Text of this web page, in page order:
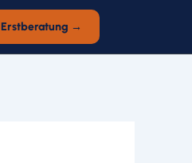
Erstberatung →